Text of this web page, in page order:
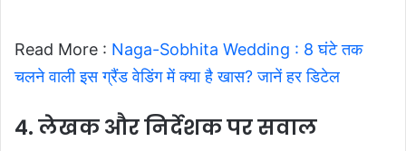
Read More : Naga-Sobhita Wedding : 8 घंटे तक
चलने वाली इस ग्रैंड वेडिंग में क्या है खास? जानें हर डिटेल
4. लेखक और निर्देशक पर सवाल